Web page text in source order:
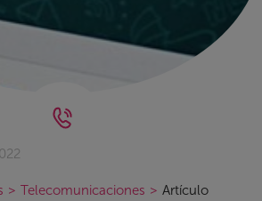
> Telecomunicaciones > Artículo